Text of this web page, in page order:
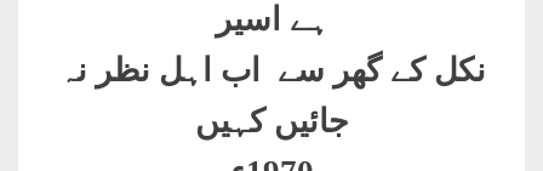
ہے اسیر
نکل کے گھر سے اب اہل نظر نہ
جائیں کہیں